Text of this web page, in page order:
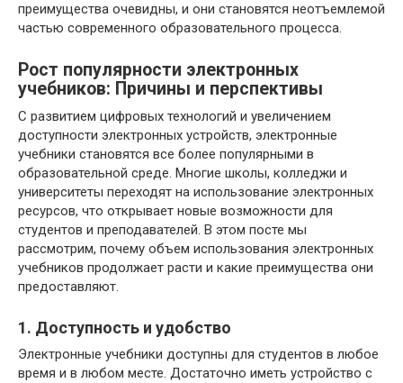
преимущества очевидны, и они становятся неотъемлемой
частью современного образовательного процесса.
Рост популярности электронных
учебников: Причины и перспективы
С развитием цифровых технологий и увеличением
доступности электронных устройств, электронные
учебники становятся все более популярными в
образовательной среде. Многие школы, колледжи и
университеты переходят на использование электронных
ресурсов, что открывает новые возможности для
студентов и преподавателей. В этом посте мы
рассмотрим, почему объем использования электронных
учебников продолжает расти и какие преимущества они
предоставляют.
1. Доступность и удобство
Электронные учебники доступны для студентов в любое
время и в любом месте. Достаточно иметь устройство с